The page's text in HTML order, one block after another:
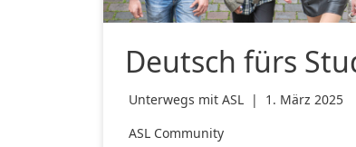
Deutsch fürs
Unterwegs mit ASL
ASL Community
| 1. März 2025